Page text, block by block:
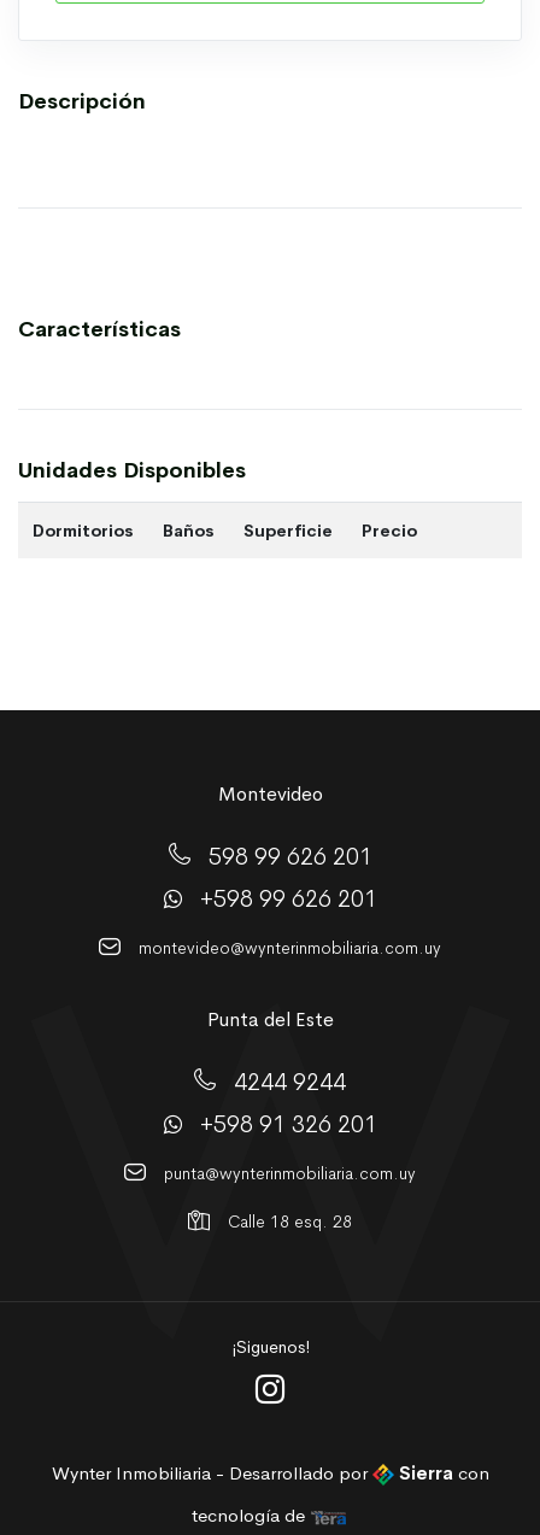
Descripción
Características
Unidades Disponibles
Dormitorios Baños Superficie Precio
Montevideo
598 99 626 201
+598 99 626 201
montevideo@wynterinmobiliaria.com.uy
Punta del Este
4244 9244
+598 91 326 201
punta@wynterinmobiliaria.com.uy
Calle 18 esq. 28
¡Siguenos!
Wynter Inmobiliaria - Desarrollado por Sierra con
tecnología de